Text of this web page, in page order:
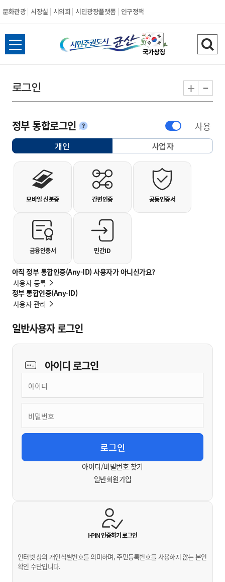
문화관광 시장실 시의회 시민광장플랫폼 인구정책
시민주권도시 군
전체메뉴 열기 검
로그인 + -
정부 통합로그인안내 사용
아직 정부 통합인증(Any-ID) 사용자가 아니신가요?
사용자 등록
정부 통합인증(Any-ID)
사용자 관리
개인선택됨 사업자
개인사용자 로그인
모바일 신분증 간편인증 공동인증서
금융인증서 민간ID
일반사용자 로그인
아이디로그인
아이디/비밀번호 찾기
일반회원가입
I-PIN 인증하기로그인
인터넷 상의 개인식별번호를 의미하며, 주민등록번호를 사용하지 않는 본인
확인 수단입니다.